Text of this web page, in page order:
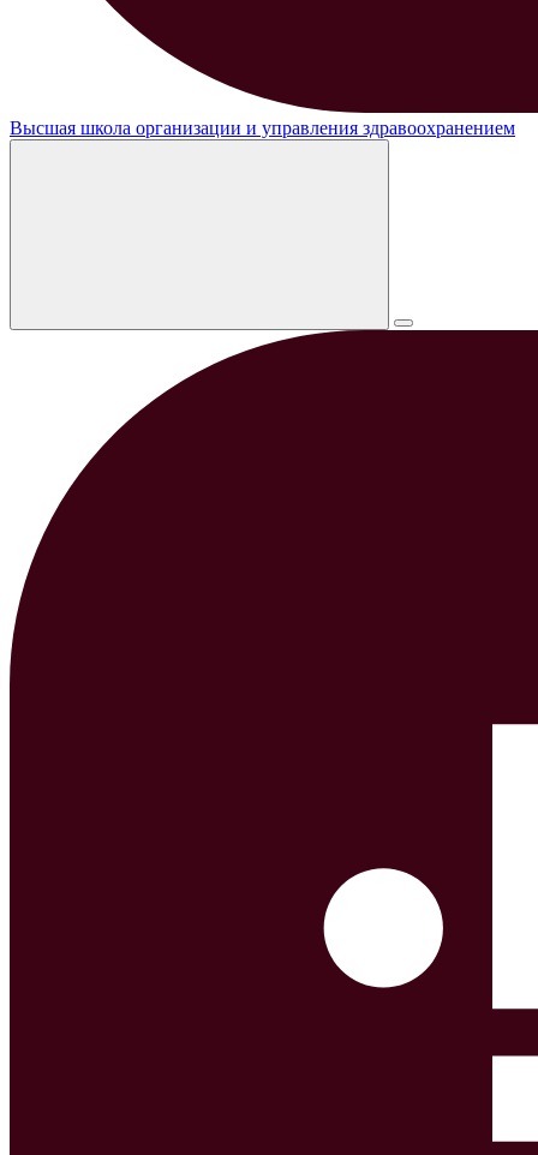
Высшая школа организации и управления здравоохранением